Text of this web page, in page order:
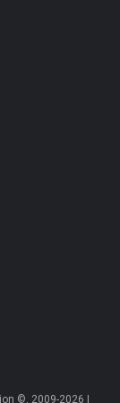
©, 2009-2026 |